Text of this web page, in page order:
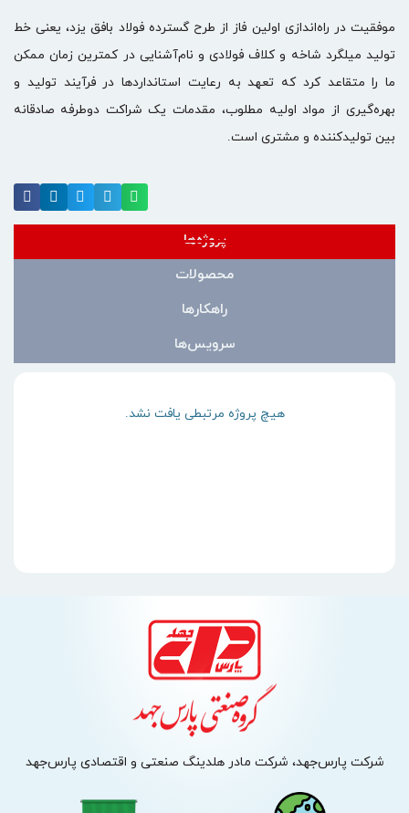
موفقیت در راه‌اندازی اولین فاز از طرح گسترده فولاد بافق یزد، یعنی خط
تولید میلگرد شاخه و کلاف فولادی و نام‌آشنایی در کمترین زمان ممکن
ما را متقاعد کرد که تعهد به رعایت استانداردها در فرآیند تولید و
بهره‌گیری از مواد اولیه مطلوب، مقدمات یک شراکت دوطرفه صادقانه
بین تولیدکننده و مشتری است.
پروژه‌ها
محصولات
راهکارها
سرویس‌ها
هیچ پروژه مرتبطی یافت نشد.
شرکت پارس‌جهد، شرکت مادر هلدینگ صنعتی و اقتصادی پارس‌جهد